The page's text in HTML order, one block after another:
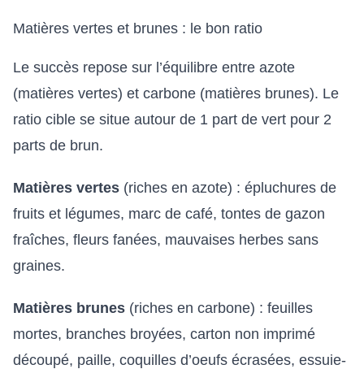
Matières vertes et brunes : le bon ratio
Le succès repose sur l’équilibre entre azote
(matières vertes) et carbone (matières brunes). Le
ratio cible se situe autour de 1 part de vert pour 2
parts de brun.
Matières vertes (riches en azote) : épluchures de
fruits et légumes, marc de café, tontes de gazon
fraîches, fleurs fanées, mauvaises herbes sans
graines.
Matières brunes (riches en carbone) : feuilles
mortes, branches broyées, carton non imprimé
découpé, paille, coquilles d’oeufs écrasées, essuie-